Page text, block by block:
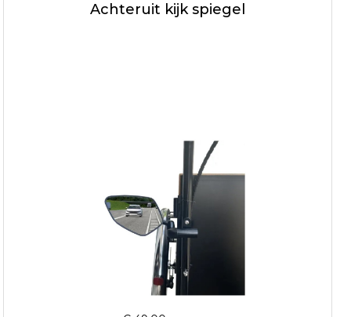
Achteruit kijk spiegel